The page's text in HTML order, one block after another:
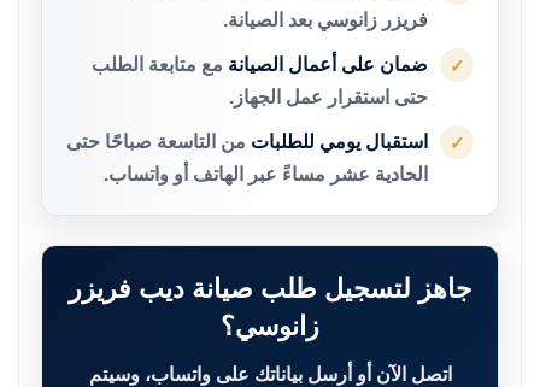
فريزر زانوسي بعد الصيانة.
✓ ضمان على أعمال الصيانة مع متابعة الطلب
حتى استقرار عمل الجهاز.
✓ استقبال يومي للطلبات من التاسعة صباحًا حتى
الحادية عشر مساءً عبر الهاتف أو واتساب.
جاهز لتسجيل طلب صيانة ديب فريزر
زانوسي؟
اتصل الآن أو أرسل بياناتك على واتساب، وسيتم